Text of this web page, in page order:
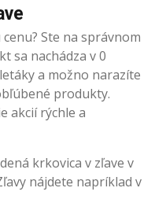
Ste na správnom
sa nachádza v 0
a možno narazíte
produkty.
akcií rýchle a
krkovica v zľave v
nájdete napríklad v